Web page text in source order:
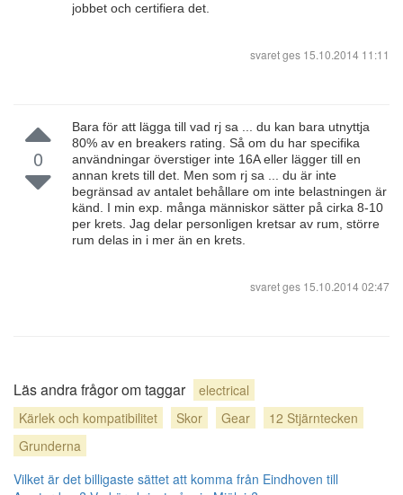
jobbet och certifiera det.
svaret ges 15.10.2014 11:11
0
Bara för att lägga till vad rj sa ... du kan bara utnyttja
80% av en breakers rating. Så om du har specifika
användningar överstiger inte 16A eller lägger till en
annan krets till det. Men som rj sa ... du är inte
begränsad av antalet behållare om inte belastningen är
känd. I min exp. många människor sätter på cirka 8-10
per krets. Jag delar personligen kretsar av rum, större
rum delas in i mer än en krets.
svaret ges 15.10.2014 02:47
Läs andra frågor om taggar
electrical
Kärlek och kompatibilitet
Skor Gear
12 Stjärntecken
Grunderna
Vilket är det billigaste sättet att komma från Eindhoven till